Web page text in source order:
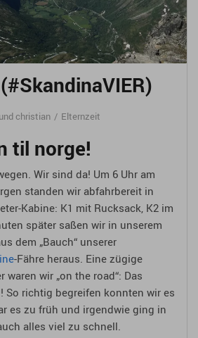
christian Elternzeit
til norge!
Wir sind da! Um 6 Uhr am
standen wir abfahrbereit in
Kabine: K1 mit Rucksack, K2 im
später saßen wir in unserem
dem „Bauch“ unserer
-Fähre heraus. Eine zügige
wir „on the road“: Das
So richtig begreifen konnten wir es
es zu früh und irgendwie ging in
alles viel zu schnell.